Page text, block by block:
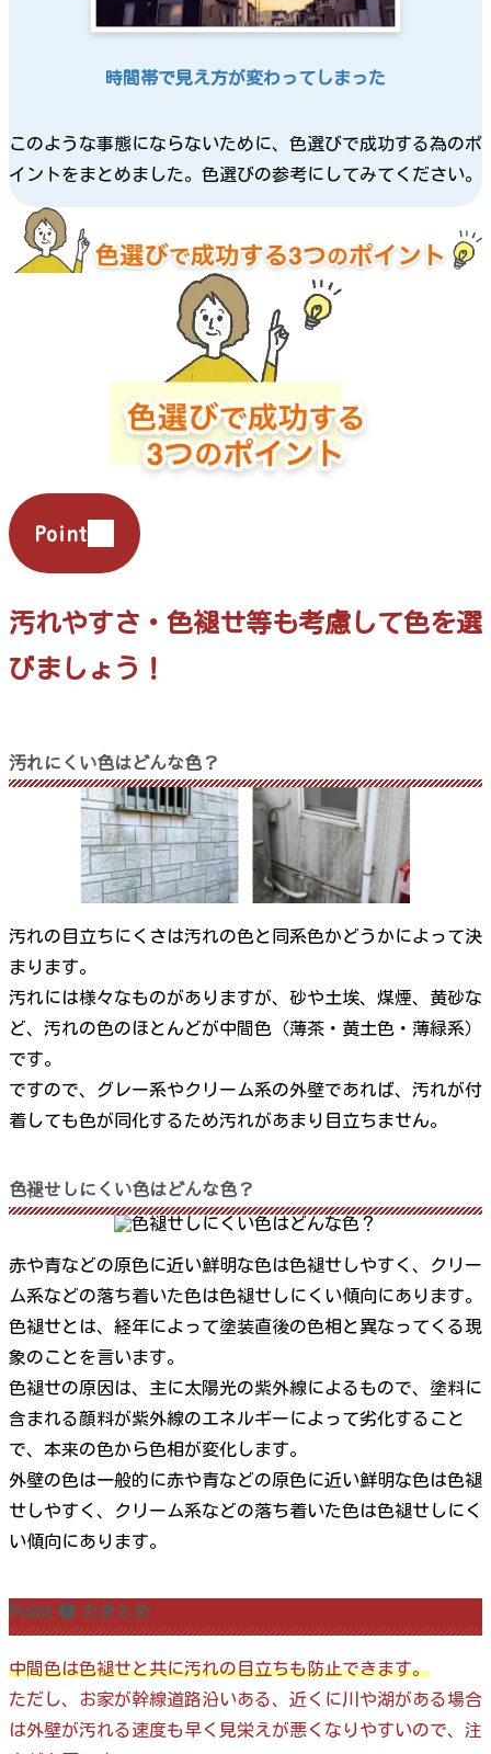
時間帯で見え方が変わってしまった
このような事態にならないために、色選びで成功する為のポ
イントをまとめました。色選びの参考にしてみてください。
Point
汚れやすさ・色褪せ等も考慮して色を選
びましょう！
汚れにくい色はどんな色？
汚れの目立ちにくさは汚れの色と同系色かどうかによって決
まります。
汚れには様々なものがありますが、砂や土埃、煤煙、黄砂な
ど、汚れの色のほとんどが中間色（薄茶・黄土色・薄緑系）
です。
ですので、グレー系やクリーム系の外壁であれば、汚れが付
着しても色が同化するため汚れがあまり目立ちません。
色褪せしにくい色はどんな色？
赤や青などの原色に近い鮮明な色は色褪せしやすく、クリー
ム系などの落ち着いた色は色褪せしにくい傾向にあります。
色褪せとは、経年によって塗装直後の色相と異なってくる現
象のことを言います。
色褪せの原因は、主に太陽光の紫外線によるもので、塗料に
含まれる顔料が紫外線のエネルギーによって劣化すること
で、本来の色から色相が変化します。
外壁の色は一般的に赤や青などの原色に近い鮮明な色は色褪
せしやすく、クリーム系などの落ち着いた色は色褪せしにく
い傾向にあります。
Point ❶ のまとめ
中間色は色褪せと共に汚れの目立ちも防止できます。
ただし、お家が幹線道路沿いある、近くに川や湖がある場合
は外壁が汚れる速度も早く見栄えが悪くなりやすいので、注